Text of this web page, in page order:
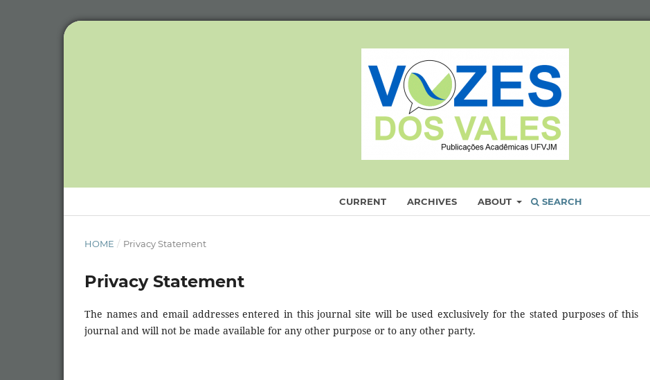
CURRENT ARCHIVES ABOUT SEARCH
HOME / Privacy Statement
Privacy Statement
The names and email addresses entered in this journal site will be used exclusively for the stated purposes of this
journal and will not be made available for any other purpose or to any other party.